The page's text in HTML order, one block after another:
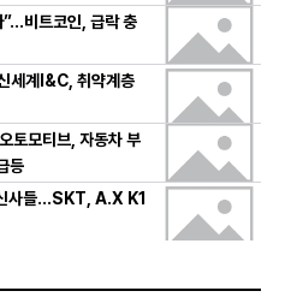
비트코인, 급락 충
세계I&C, 취약계층
토모티브, 자동차 부
등
사들…SKT, A.X K1